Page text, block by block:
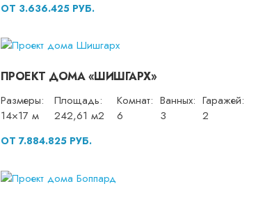
ОТ 3.636.425 РУБ.
ПРОЕКТ ДОМА «ШИШГАРХ»
Размеры:
14×17 м
Площадь:
242,61 м2
Комнат:
6
Ванных:
3
Гаражей:
2
ОТ 7.884.825 РУБ.